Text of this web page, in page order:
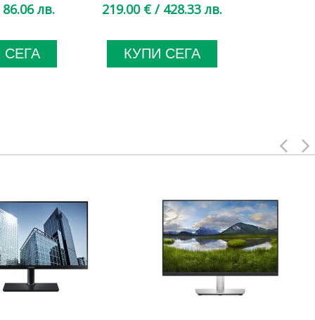
лв.
СЕГА
219.00 € / 428.33 лв.
КУПИ СЕГА